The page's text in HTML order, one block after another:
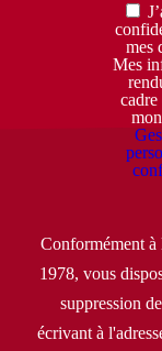
mes
Mes
cadre
Conformément
1978, vous
suppression
écrivant à